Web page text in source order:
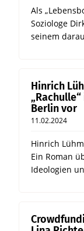
Als
Soziologe
seinem
Hinrich
Berlin vor
11.02.2024
Hinrich
Ein Roman
Ideologien